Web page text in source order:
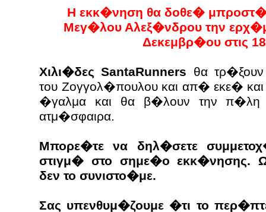
Η εκκ�νηση θα δοθε�
Μεγ�λου Αλεξ�νδρου την
Δεκεμβρ�ου στις
Χιλι�δες SantaRunners θα
του Ζογγολ�πουλου και απ� εκε�
�γαλμα και θα β�λουν την π�λη
ατμ�σφαιρα.
Μπορε�τε να δηλ�σετε
στιγμ� στο σημε�ο εκκ�νησης.
δεν το συνιστο�με.
Σας υπενθυμ�ζουμε �τι το